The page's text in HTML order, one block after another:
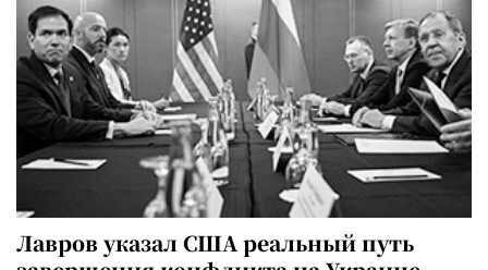
Лавров указал США реальный путь